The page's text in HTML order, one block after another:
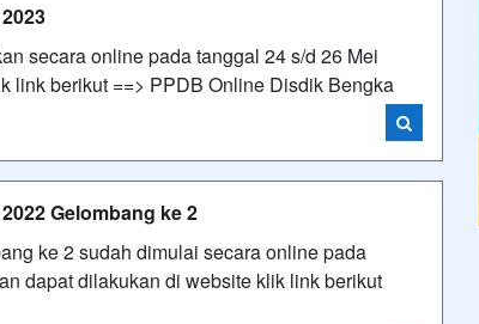
secara online pada tanggal 24 s/d 26 Mei
link berikut ==> PPDB Online Disdik Bengka
Gelombang ke 2
ke 2 sudah dimulai secara online pada
dapat dilakukan di website klik link berikut